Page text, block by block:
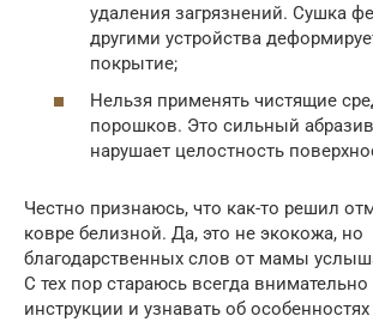
удаления загрязнений. Сушка
другими устройства
покрытие;
Нельзя применять чистящие
порошков. Это сильный
нарушает целостность
Честно признаюсь, что как-то решил
ковре белизной. Да, это не экокожа, но
благодарственных слов от мамы
С тех пор стараюсь всегда внимательно
инструкции и узнавать об особенностях